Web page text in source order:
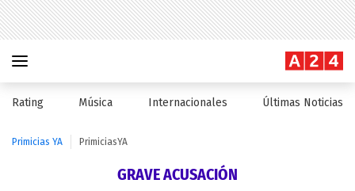
Rating Música Internacionales Últimas Noticias
Primicias YA PrimiciasYA
GRAVE ACUSACIÓN